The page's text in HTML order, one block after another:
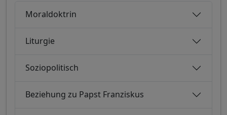
Moraldoktrin
Liturgie
Soziopolitisch
Beziehung zu Papst Franziskus